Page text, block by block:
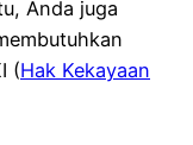
Anda juga
(Hak Kekayaan